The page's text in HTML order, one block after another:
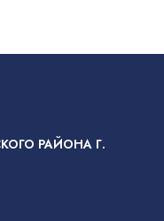
РАЙОНА Г.